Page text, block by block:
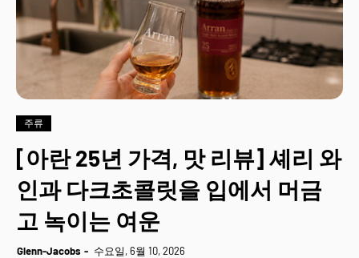
주류
[아란 25년 가격, 맛 리뷰] 셰리 와
인과 다크초콜릿을 입에서 머금
고 녹이는 여운
Glenn-Jacobs
수요일, 6월 10, 2026